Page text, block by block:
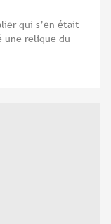
qui s’en était
une relique du